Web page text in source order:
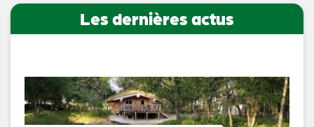
Les dernières actus